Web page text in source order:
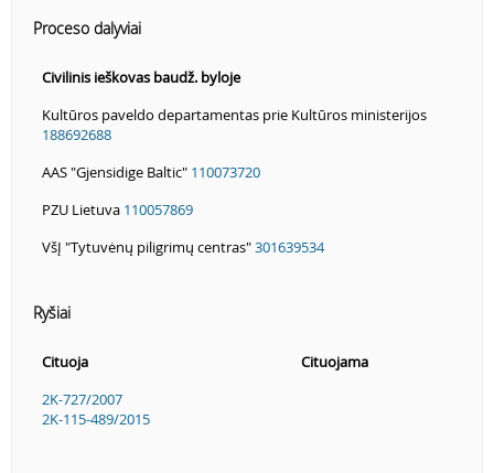
Proceso dalyviai
Civilinis ieškovas baudž. byloje
Kultūros paveldo departamentas prie Kultūros ministerijos
188692688
AAS "Gjensidige Baltic" 110073720
PZU Lietuva 110057869
VšĮ "Tytuvėnų piligrimų centras"301639534
Ryšiai
Cituoja
Cituojama
2K-727/2007
2K-115-489/2015